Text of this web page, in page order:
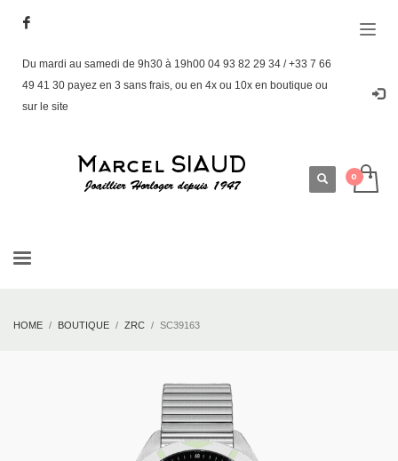
Du mardi au samedi de 9h30 à 19h00 04 93 82 29 34 / +33 7 66
49 41 30 payez en 3 sans frais, ou en 4x ou 10x en boutique ou
sur le site
HOME BOUTIQUE ZRC SC39163